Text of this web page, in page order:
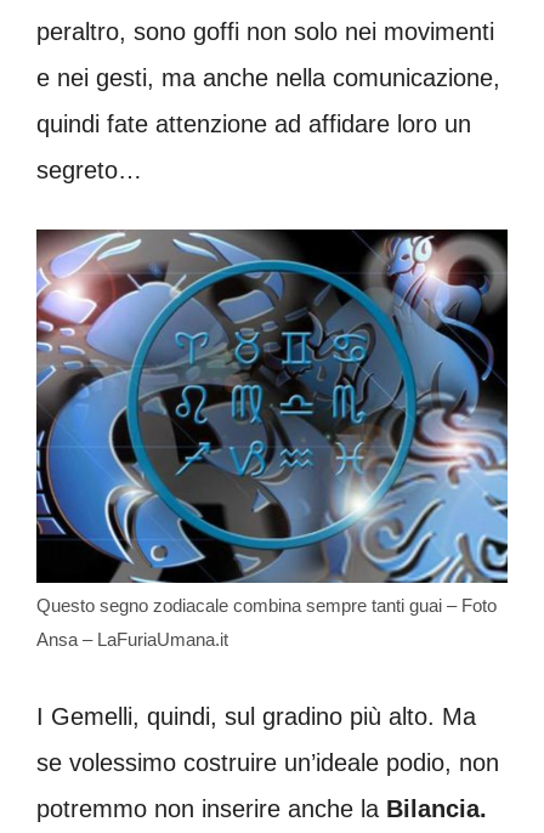
peraltro, sono goffi non solo nei movimenti
e nei gesti, ma anche nella comunicazione,
quindi fate attenzione ad affidare loro un
segreto…
Questo segno zodiacale combina sempre tanti guai – Foto
Ansa – LaFuriaUmana.it
I Gemelli, quindi, sul gradino più alto. Ma
se volessimo costruire un’ideale podio, non
potremmo non inserire anche la Bilancia.